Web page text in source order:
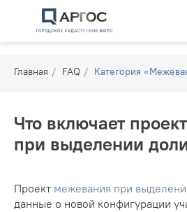
Главная / FAQ / Категория
Что включает
при выделении
Проект межевания при
данные о новой конфигурации